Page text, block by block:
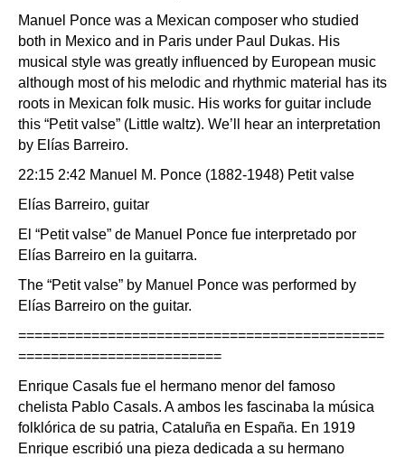
Manuel Ponce was a Mexican composer who studied
both in Mexico and in Paris under Paul Dukas. His
musical style was greatly influenced by European music
although most of his melodic and rhythmic material has its
roots in Mexican folk music. His works for guitar include
this “Petit valse” (Little waltz). We’ll hear an interpretation
by Elías Barreiro.
22:15 2:42 Manuel M. Ponce (1882-1948) Petit valse
Elías Barreiro, guitar
El “Petit valse” de Manuel Ponce fue interpretado por
Elías Barreiro en la guitarra.
The “Petit valse” by Manuel Ponce was performed by
Elías Barreiro on the guitar.
=============================================
=========================
Enrique Casals fue el hermano menor del famoso
chelista Pablo Casals. A ambos les fascinaba la música
folklórica de su patria, Cataluña en España. En 1919
Enrique escribió una pieza dedicada a su hermano